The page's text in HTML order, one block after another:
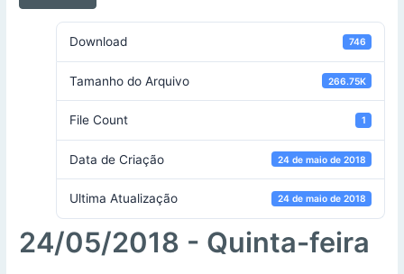
Download 746
Tamanho do Arquivo 266.75K
File Count 1
Data de Criação 24 de maio de 2018
Ultima Atualização 24 de maio de 2018
24/05/2018 - Quinta-feira